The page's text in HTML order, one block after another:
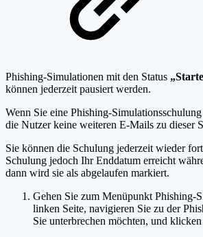
Phishing-Simulationen mit den Status
können jederzeit pausiert werden.
Wenn Sie eine Phishing-
die Nutzer keine weiteren E-Mails zu dieser
Sie können die Schulung jederzeit wieder
Schulung jedoch Ihr Enddatum erreicht
dann wird sie als abgelaufen markiert.
Gehen Sie zum Menüpunkt Phishing-
linken Seite, navigieren Sie zu der
Sie unterbrechen möchten, und